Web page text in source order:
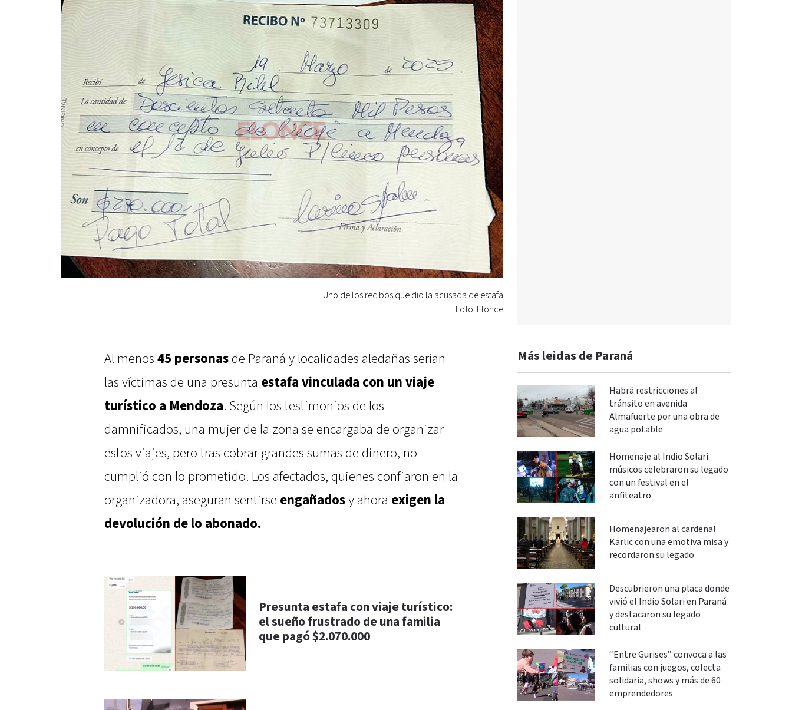
Uno de los recibos que dio la acusada de estafa
Foto: Elonce
Al menos 45 personasde Paraná y localidades aledañas serían
las víctimas de una presunta estafa vinculada con un viaje
turístico a Mendoza. Según los testimonios de los
damnificados, una mujer de la zona se encargaba de organizar
estos viajes, pero tras cobrar grandes sumas de dinero, no
cumplió con lo prometido. Los afectados, quienes confiaron en la
organizadora, aseguran sentirse engañadosy ahora exigen la
devolución de lo abonado.
Presunta estafa con viaje turístico:
el sueño frustrado de una familia
que pagó $2.070.000
Más leidas de Paraná
Habrá restricciones al
tránsito en avenida
Almafuerte por una obra de
agua potable
Homenaje al Indio Solari:
músicos celebraron su legado
con un festival en el
anfiteatro
Homenajearon al cardenal
Karlic con una emotiva misa y
recordaron su legado
Descubrieron una placa donde
vivió el Indio Solari en Paraná
y destacaron su legado
cultural
“Entre Gurises” convoca a las
familias con juegos, colecta
solidaria, shows y más de 60
emprendedores